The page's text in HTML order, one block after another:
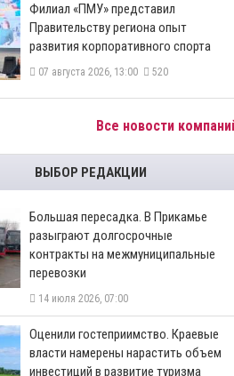
​Филиал «ПМУ» представил
Правительству региона опыт
развития корпоративного спорта
07 августа 2026, 13:00 520
Все новости
ВЫБОР РЕДАКЦИИ
Большая пересадка. В Прикамье
разыграют долгосрочные
контракты на межмуниципальные
перевозки
14 июля 2026, 07:00
Оценили гостеприимство. Краевые
власти намерены нарастить объем
инвестиций в развитие туризма